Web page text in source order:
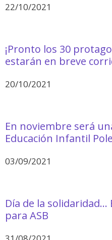
22/10/2021
¡Pronto los 30
estarán en breve
20/10/2021
En noviembre será
Educación Infantil
03/09/2021
Día de la solidaridad…
para ASB